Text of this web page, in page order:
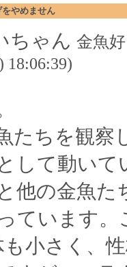
やめません
ちゃん 金魚
18:06:39)
たちを観察
して動い
他の金魚た
ています
も小さく、